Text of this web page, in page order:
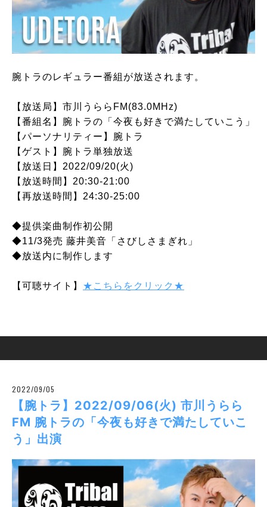
腕トラのレギュラー番組が放送されます。
【放送局】市川うららFM(83.0MHz)
【番組名】腕トラの「今夜も好きで満たしていこう」
【パーソナリティー】腕トラ
【ゲスト】腕トラ単独放送
【放送日】2022/09/20(火)
【放送時間】20:30-21:00
【再放送時間】24:30-25:00
◆提供楽曲制作初公開
◆11/3発売 藤井美音「さびしさまぎれ」
◆放送内に制作します
【可聴サイト】 ★こちらをクリック★
2022/09/05
【腕トラ】2022/09/06(火) 市川うらら
FM 腕トラの「今夜も好きで満たしていこ
う」出演